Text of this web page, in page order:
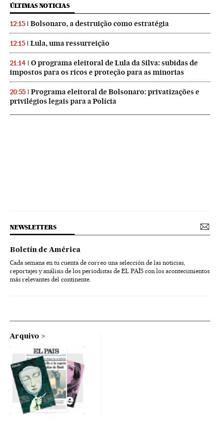
ÚLTIMAS NOTICIAS
12:15 Bolsonaro, a destruição como estratégia
12:15 Lula, uma ressurreição
21:14
O programa eleitoral de Lula da Silva: subidas de
impostos para os ricos e proteção para as minorias
20:55
Programa eleitoral de Bolsonaro: privatizações e
privilégios legais para a Polícia
NEWSLETTERS
Boletín de América
Cada semana en tu cuenta de correo una selección de las noticias,
reportajes y análisis de los periodistas de EL PAÍS con los acontecimientos
más relevantes del continente.
Arquivo